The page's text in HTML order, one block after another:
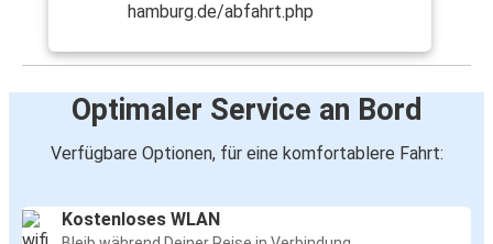
hamburg.de/abfahrt.php
Optimaler Service an Bord
Verfügbare Optionen, für eine komfortablere Fahrt:
Kostenloses WLAN